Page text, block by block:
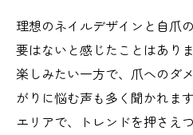
理想のネイルデザインと自爪
要はないと感じたことはあり
楽しみたい一方で、爪へのダ
がりに悩む声も多く聞かれま
エリアで、トレンドを押さえ